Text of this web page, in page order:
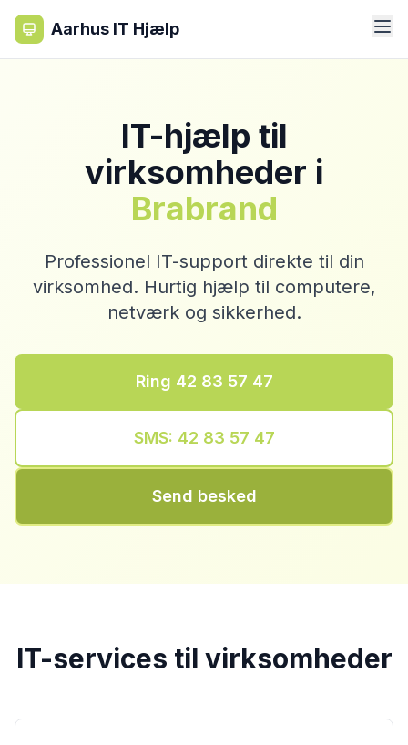
Aarhus IT Hjælp
IT-hjælp til
virksomheder i
Brabrand
Professionel IT-support direkte til din
virksomhed. Hurtig hjælp til computere,
netværk og sikkerhed.
Ring 42 83 57 47
SMS: 42 83 57 47
Send besked
IT-services til virksomheder